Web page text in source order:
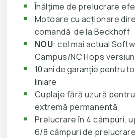
Înălțime de prelucrare
Motoare cu acționare
comandă de la Beckhoff
NOU: cel mai actual
Campus/NC Hops
10 ani de garanție pentru
liniare
Cuplaje fără uzură
extremă permanentă
Prelucrare în 4 câmpuri,
6/8 câmpuri de prelucrare